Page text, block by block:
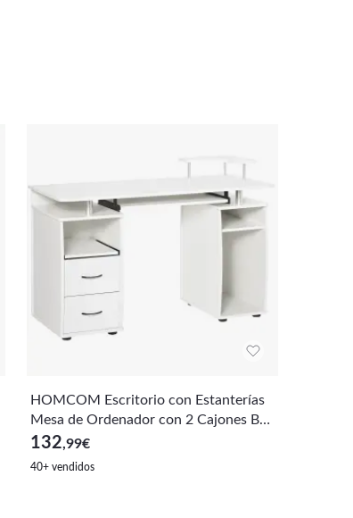
HOMCOM Escritorio con Estanterías
Mesa de Ordenador con 2 Cajones Ban
deja de Teclado Extraíble y Soporte par
a Monitor CPU para Oficina Estudio 1
132,99€
40+ vendidos